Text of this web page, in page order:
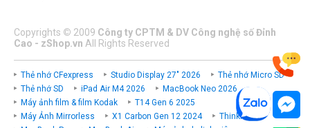
Copyrights © 2009 Công ty CPTM & DV Công nghệ số Đỉnh
Cao - zShop.vn All Rights Reserved
Thẻ nhớ CFexpress Studio Display 27" 2026
Thẻ nhớ Micro SD
Thẻ nhớ SD
iPad Air M4 2026
MacBook Neo 2026
Máy ảnh film & film Kodak
T14 Gen 6 2025
Máy Ảnh Mirrorless
X1 Carbon Gen 12 2024
ThinkPad P